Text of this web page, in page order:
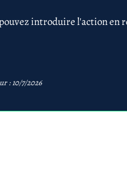
introduire l'action en
: 10/7/2026